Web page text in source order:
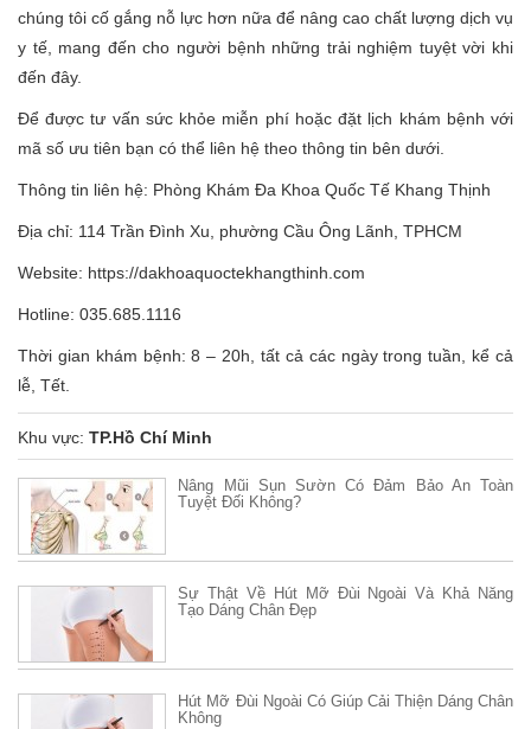
chúng tôi cố gắng nỗ lực hơn nữa để nâng cao chất lượng dịch vụ
y tế, mang đến cho người bệnh những trải nghiệm tuyệt vời khi
đến đây.
Để được tư vấn sức khỏe miễn phí hoặc đặt lịch khám bệnh với
mã số ưu tiên bạn có thể liên hệ theo thông tin bên dưới.
Thông tin liên hệ: Phòng Khám Đa Khoa Quốc Tế Khang Thịnh
Địa chỉ: 114 Trần Đình Xu, phường Cầu Ông Lãnh, TPHCM
Website: https://dakhoaquoctekhangthinh.com
Hotline: 035.685.1116
Thời gian khám bệnh: 8 – 20h, tất cả các ngày trong tuần, kể cả
lễ, Tết.
Khu vực: TP.Hồ Chí Minh
Nâng Mũi Sụn Sườn Có Đảm Bảo An Toàn
Tuyệt Đối Không?
Sự Thật Về Hút Mỡ Đùi Ngoài Và Khả Năng
Tạo Dáng Chân Đẹp
Hút Mỡ Đùi Ngoài Có Giúp Cải Thiện Dáng Chân
Không